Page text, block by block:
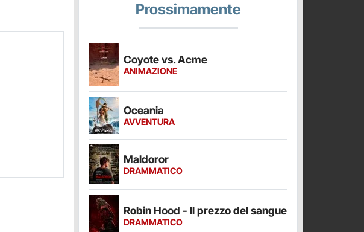
Prossimamente
Coyote vs. Acme
ANIMAZIONE
Oceania
AVVENTURA
Maldoror
DRAMMATICO
Robin Hood - Il prezzo del sangue
DRAMMATICO